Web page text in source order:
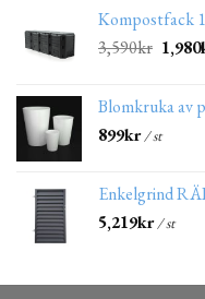
Kompostfack
3,590kr 1,980
Blomkruka av
899kr/ st
Enkelgrind
5,219kr/ st